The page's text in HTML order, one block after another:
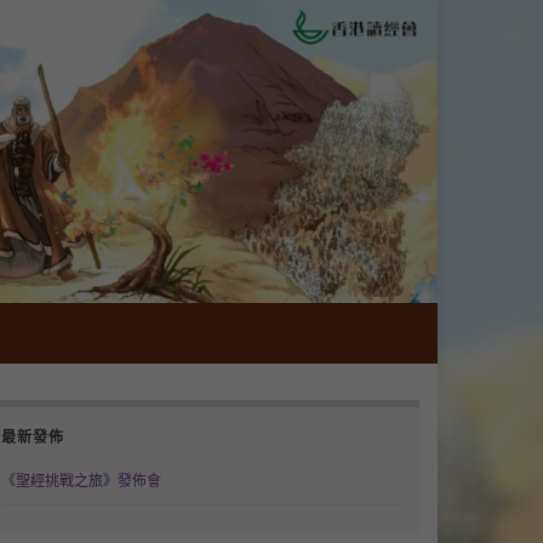
最新發佈
《聖經挑戰之旅》發佈會